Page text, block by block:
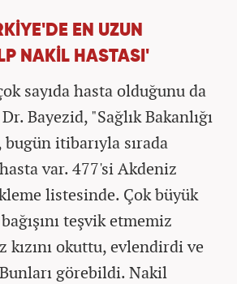
EN UZUN
NAKİL HASTASI'
sayıda hasta olduğunu da
Bayezid, "Sağlık Bakanlığı
itibarıyla sırada
var. 477'si Akdeniz
listesinde. Çok büyük
teşvik etmemiz
kızını okuttu, evlendirdi ve
görebildi. Nakil